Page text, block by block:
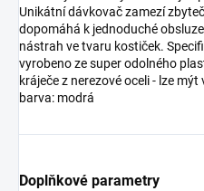
Unikátní dávkovač zamezí
dopomáhá k jednoduché
nástrah ve tvaru kostiček.
vyrobeno ze super odolného
kráječe z nerezové oceli - lze
barva: modrá
Doplňkové parametry